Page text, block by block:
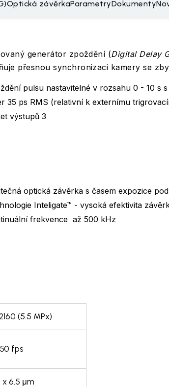
Optická závěrkaParametryDokumenty
generátor zpoždění (Digital Delay
přesnou synchronizaci kamery se
pulsu nastavitelné v rozsahu 0 - 10 s
35 ps RMS (relativní k externímu
výstupů 3
optická závěrka s časem expozice
Inteligate™ - vysoká efektivita
frekvence až 500 kHz
(5.5 MPx)
50 fps
x 6.5 μm